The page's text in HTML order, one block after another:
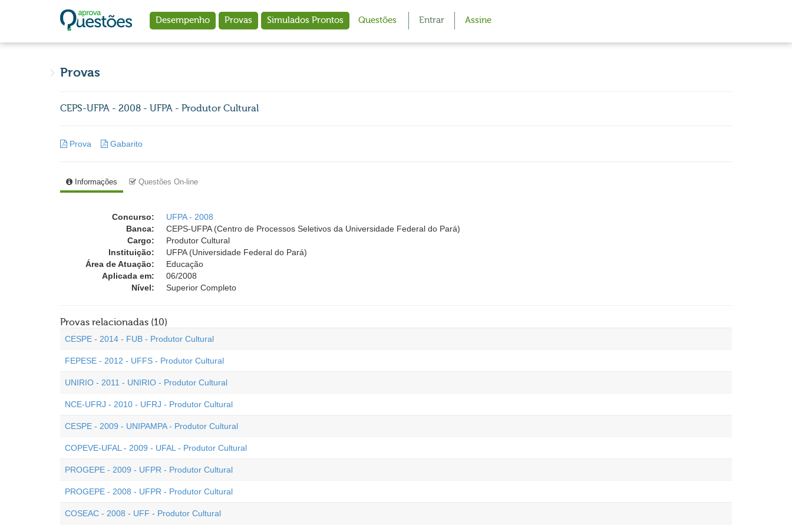
Desempenho Provas Simulados Prontos Questões Entrar Assine
Provas
CEPS-UFPA - 2008 - UFPA - Produtor Cultural
Prova Gabarito
Informações Questões On-line
Concurso:
UFPA - 2008
Banca:
CEPS-UFPA (Centro de Processos Seletivos da Universidade Federal do Pará)
Cargo:
Produtor Cultural
Instituição:
UFPA (Universidade Federal do Pará)
Área de Atuação:
Educação
Aplicada em:
06/2008
Nível:
Superior Completo
Provas relacionadas (10)
CESPE - 2014 - FUB - Produtor Cultural
FEPESE - 2012 - UFFS - Produtor Cultural
UNIRIO - 2011 - UNIRIO - Produtor Cultural
NCE-UFRJ - 2010 - UFRJ - Produtor Cultural
CESPE - 2009 - UNIPAMPA - Produtor Cultural
COPEVE-UFAL - 2009 - UFAL - Produtor Cultural
PROGEPE - 2009 - UFPR - Produtor Cultural
PROGEPE - 2008 - UFPR - Produtor Cultural
COSEAC - 2008 - UFF - Produtor Cultural